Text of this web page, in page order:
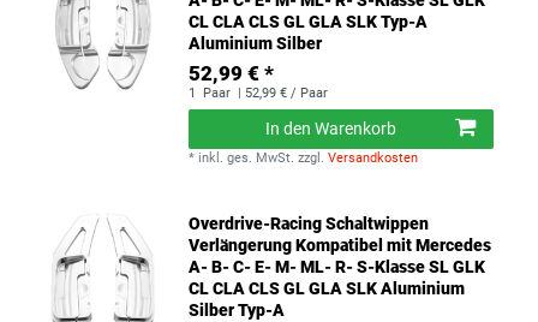
CL CLA CLS GL GLA SLK Typ-A
Aluminium Silber
52,99 € *
1 Paar | 52,99 € / Paar
In den Warenkorb
* inkl. ges. MwSt. zzgl.Versandkosten
Overdrive-Racing Schaltwippen
Verlängerung Kompatibel mit Mercedes
A- B- C- E- M- ML- R- S-Klasse SL GLK
CL CLA CLS GL GLA SLK Aluminium
Silber Typ-A